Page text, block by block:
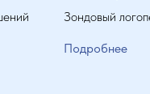
Зондовый
Подробнее